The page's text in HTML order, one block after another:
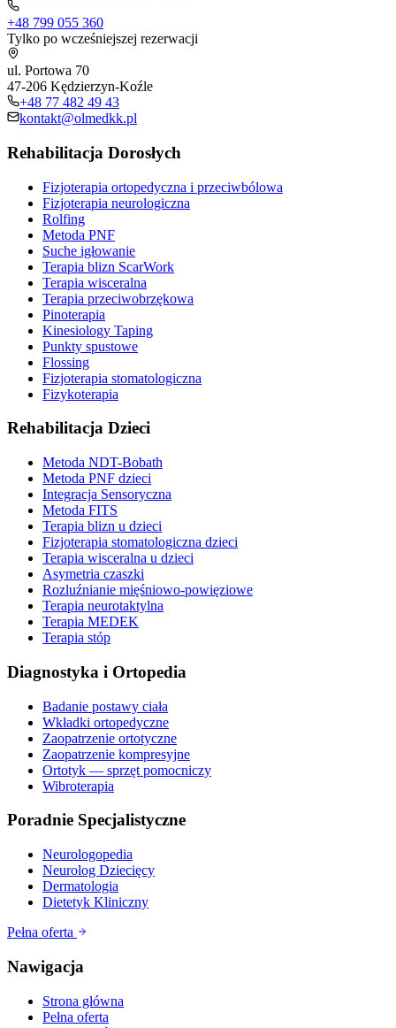
+48 799 055 360
Tylko po wcześniejszej rezerwacji
ul. Portowa 70
47-206 Kędzierzyn-Koźle
+48 77 482 49 43
kontakt@olmedkk.pl
Rehabilitacja Dorosłych
Fizjoterapia ortopedyczna i przeciwbólowa
Fizjoterapia neurologiczna
Rolfing
Metoda PNF
Suche igłowanie
Terapia blizn ScarWork
Terapia wisceralna
Terapia przeciwobrzękowa
Pinoterapia
Kinesiology Taping
Punkty spustowe
Flossing
Fizjoterapia stomatologiczna
Fizykoterapia
Rehabilitacja Dzieci
Metoda NDT-Bobath
Metoda PNF dzieci
Integracja Sensoryczna
Metoda FITS
Terapia blizn u dzieci
Fizjoterapia stomatologiczna dzieci
Terapia wisceralna u dzieci
Asymetria czaszki
Rozluźnianie mięśniowo-powięziowe
Terapia neurotaktylna
Terapia MEDEK
Terapia stóp
Diagnostyka i Ortopedia
Badanie postawy ciała
Wkładki ortopedyczne
Zaopatrzenie ortotyczne
Zaopatrzenie kompresyjne
Ortotyk — sprzęt pomocniczy
Wibroterapia
Poradnie Specjalistyczne
Neurologopedia
Neurolog Dziecięcy
Dermatologia
Dietetyk Kliniczny
Pełna oferta
Nawigacja
Strona główna
Pełna oferta